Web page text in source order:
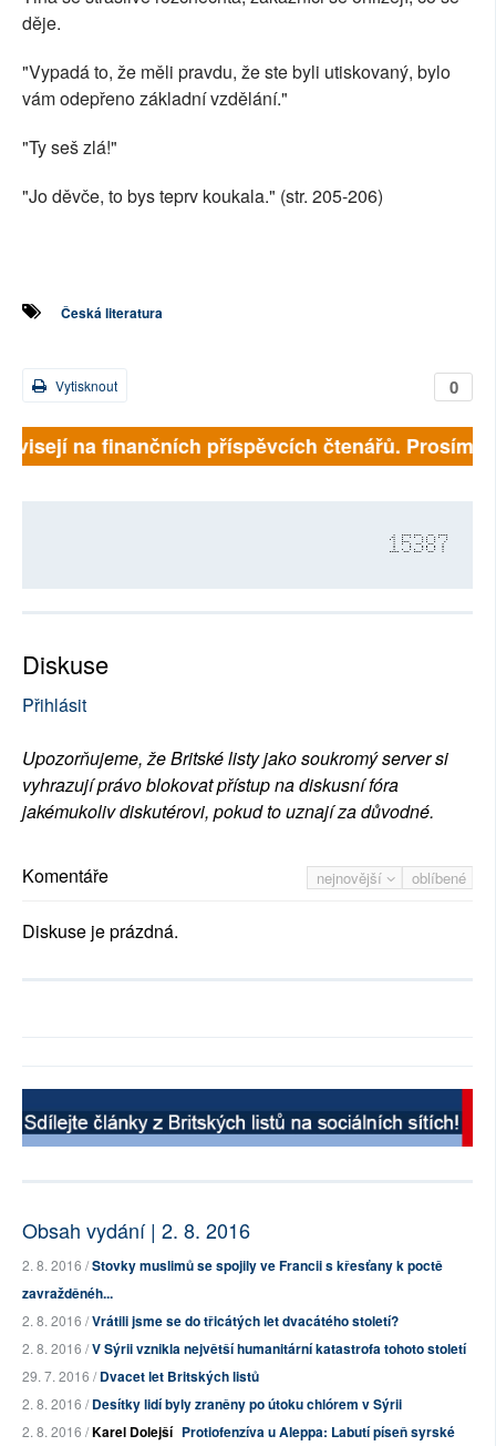
děje.
"Vypadá to, že měli pravdu, že ste byli utiskovaný, bylo
vám odepřeno základní vzdělání."
"Ty seš zlá!"
"Jo děvče, to bys teprv koukala." (str. 205-206)
Česká literatura
0
Vytisknout
na finančních příspěvcích čtenářů. Prosíme,
15387
Diskuse
Přihlásit
Upozorňujeme, že Britské listy jako soukromý server si
vyhrazují právo blokovat přístup na diskusní fóra
jakémukoliv diskutérovi, pokud to uznají za důvodné.
nejnovější oblíbené
Komentáře
Diskuse je prázdná.
Obsah vydání | 2. 8. 2016
2. 8. 2016 /Stovky muslimů se spojily ve Francii s křesťany k poctě
zavražděnéh...
2. 8. 2016 /Vrátili jsme se do třicátých let dvacátého století?
2. 8. 2016 /V Sýrii vznikla největší humanitární katastrofa tohoto století
29. 7. 2016 /Dvacet let Britských listů
2. 8. 2016 /Desítky lidí byly zraněny po útoku chlórem v Sýrii
2. 8. 2016 /Karel Dolejší Protiofenzíva u Aleppa: Labutí píseň syrské